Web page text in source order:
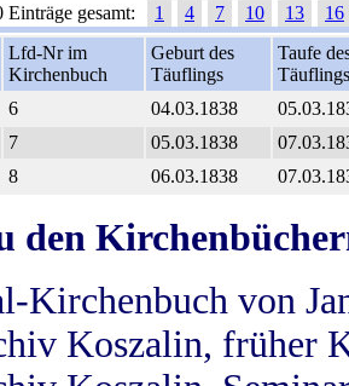
Einträge gesamt: 1 4 7 10 13
16
Lfd-Nr im
Kirchenbuch
Geburt des
Täuflings
Taufe
Täuflings
6 04.03.1838
7 05.03.1838
8 06.03.1838
den
Kirchenbuch von
Koszalin, früher